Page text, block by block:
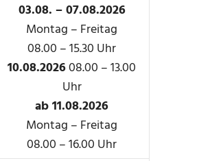
03.08. – 07.08.2026
Montag – Freitag
08.00 – 15.30 Uhr
10.08.202608.00 – 13.00
Uhr
ab 11.08.2026
Montag – Freitag
08.00 – 16.00 Uhr